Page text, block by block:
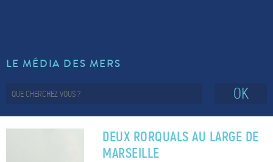
LE MÉDIA DES MERS
OK
DEUX RORQUALS AU LARGE DE
MARSEILLE